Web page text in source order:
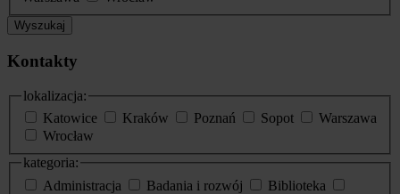
Wyszukaj
Kontakty
lokalizacja:
Katowice
Kraków Poznań Sopot
Warszawa
Wrocław
kategoria:
Administracja
Badania i rozwój
Biblioteka